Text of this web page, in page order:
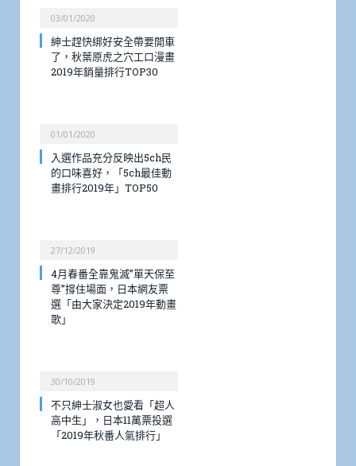
03/01/2020
紳士趕快綁好安全帶要開車
了，秋葉原虎之穴工口漫畫
2019年銷量排行TOP30
01/01/2020
入選作品充分反映出5ch民
的口味喜好，「5ch最佳動
畫排行2019年」TOP50
27/12/2019
4月春番全靠鬼滅”單天保至
尊”撐住場面，日本網友票
選「由大家決定2019年動畫
歌」
30/10/2019
不只紳士淑女也愛看「超人
高中生」，日本11萬票投選
「2019年秋番人氣排行」